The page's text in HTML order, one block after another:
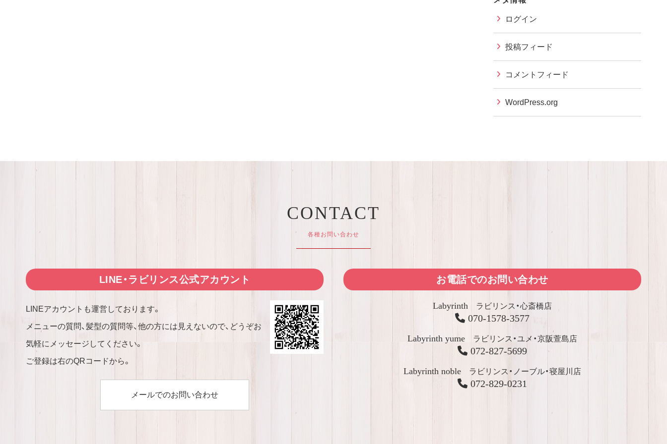
ログイン
投稿フィード
コメントフィード
WordPress.org
CONTACT
各種お問い合わせ
LINE・ラビリンス公式アカウント
LINEアカウントも運営しております。
メニューの質問、髪型の質問等、他の方には見えないので、どうぞお
気軽にメッセージしてください。
ご登録は右のQRコードから。
メールでのお問い合わせ
お電話でのお問い合わせ
Labyrinth ラビリンス・心斎橋店
070-1578-3577
Labyrinth yume ラビリンス・ユメ・京阪萱島店
072-827-5699
Labyrinth noble ラビリンス・ノーブル・寝屋川店
072-829-0231